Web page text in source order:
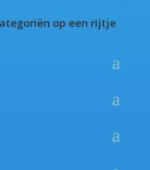
op een rijtje